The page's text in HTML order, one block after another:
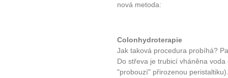
nová metoda:
Colonhydroterapie
Jak taková procedura probíhá?
Do střeva je trubicí vháněna
"probouzí" přirozenou